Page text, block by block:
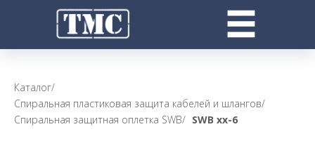
Каталог/
Спиральная пластиковая защита кабелей и шлангов/
Спиральная защитная оплетка SWB/ SWB xx-6